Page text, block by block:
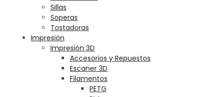
Sillas
Soperas
Tostadoras
Impresión
Impresión 3D
Accesorios y Repuestos
Escaner 3D
Filamentos
PETG